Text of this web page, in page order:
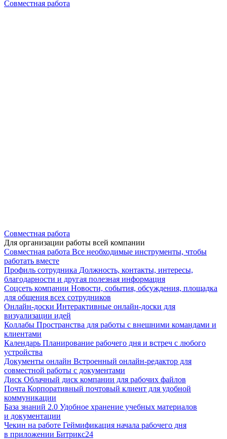
Совместная работа
Совместная работа
Для организации работы всей компании
Совместная работа Все необходимые инструменты, чтобы
работать вместе
Профиль сотрудника Должность, контакты, интересы,
благодарности и другая полезная информация
Соцсеть компании Новости, события, обсуждения, площадка
для общения всех сотрудников
Онлайн-доски Интерактивные онлайн-доски для
визуализации идей
Коллабы Пространства для работы с внешними командами и
клиентами
Календарь Планирование рабочего дня и встреч с любого
устройства
Документы онлайн Встроенный онлайн-редактор для
совместной работы с документами
Диск Облачный диск компании для рабочих файлов
Почта Корпоративный почтовый клиент для удобной
коммуникации
База знаний 2.0 Удобное хранение учебных материалов
и документации
Чекин на работе Геймификация начала рабочего дня
в приложении Битрикс24